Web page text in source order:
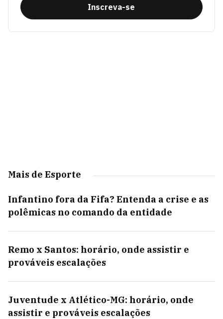
Inscreva-se
Mais de Esporte
Infantino fora da Fifa? Entenda a crise e as
polêmicas no comando da entidade
Remo x Santos: horário, onde assistir e
prováveis escalações
Juventude x Atlético-MG: horário, onde
assistir e prováveis escalações